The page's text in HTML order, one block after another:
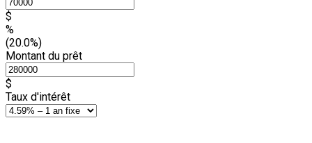
$
%
(20.0%)
Montant du prêt
$
Taux d'intérêt